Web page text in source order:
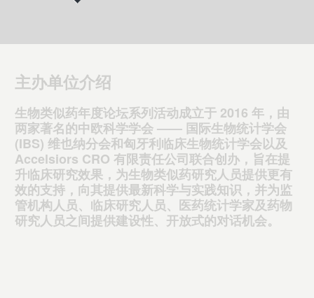
主办单位介绍
生物类似药年度论坛系列活动成立于 2016 年，由
两家著名的中欧科学学会 —— 国际生物统计学会
(IBS) 维也纳分会和匈牙利临床生物统计学会以及
Accelsiors CRO 有限责任公司联合创办，旨在提
升临床研究效果，为生物类似药研究人员提供更有
效的支持，向其提供最新科学与实践知识，并为监
管机构人员、临床研究人员、医药统计学家及药物
研究人员之间提供建设性、开放式的对话机会。